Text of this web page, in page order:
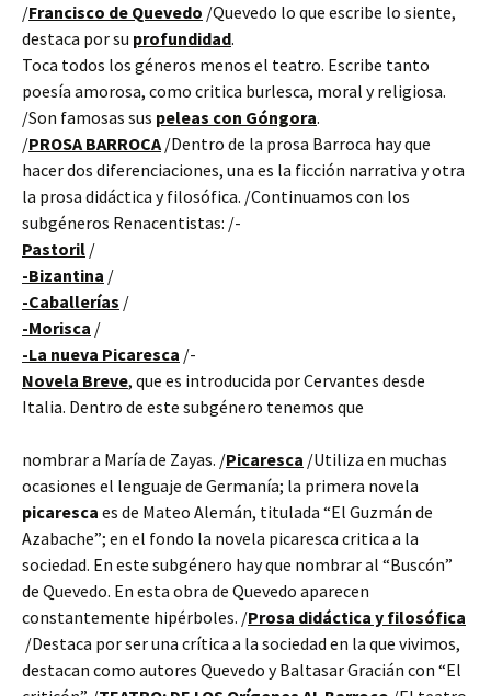
/Francisco de Quevedo /Quevedo lo que escribe lo siente,
destaca por su profundidad.
Toca todos los géneros menos el teatro. Escribe tanto
poesía amorosa, como critica burlesca, moral y religiosa.
/Son famosas sus peleas con Góngora.
/PROSA BARROCA/Dentro de la prosa Barroca hay que
hacer dos diferenciaciones, una es la ficción narrativa y otra
la prosa didáctica y filosófica. /Continuamos con los
subgéneros Renacentistas: /-
Pastoril /
-Bizantina /
-Caballerías /
-Morisca /
-La nueva Picaresca /-
Novela Breve, que es introducida por Cervantes desde
Italia. Dentro de este subgénero tenemos que
nombrar a María de Zayas. /Picaresca /Utiliza en muchas
ocasiones el lenguaje de Germanía; la primera novela
picaresca es de Mateo Alemán, titulada “El Guzmán de
Azabache”; en el fondo la novela picaresca critica a la
sociedad. En este subgénero hay que nombrar al “Buscón”
de Quevedo. En esta obra de Quevedo aparecen
constantemente hipérboles. /Prosa didáctica y filosófica
/Destaca por ser una crítica a la sociedad en la que vivimos,
destacan como autores Quevedo y Baltasar Gracián con “El